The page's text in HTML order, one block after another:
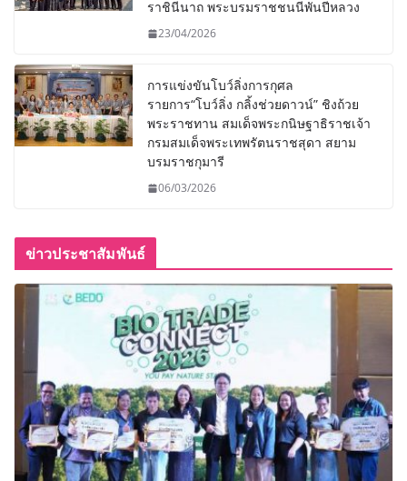
ราชินีนาถ พระบรมราชชนนีพันปีหลวง
23/04/2026
การแข่งขันโบว์ลิ่งการกุศล
รายการ“โบว์ลิ่ง กลิ้งช่วยดาวน์” ชิงถ้วย
พระราชทาน สมเด็จพระกนิษฐาธิราชเจ้า
กรมสมเด็จพระเทพรัตนราชสุดา สยาม
บรมราชกุมารี
06/03/2026
ข่าวประชาสัมพันธ์